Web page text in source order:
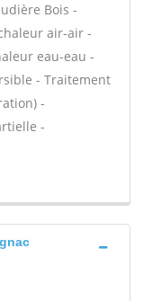
Bois -
air-air -
eau-eau -
- Traitement
-
-